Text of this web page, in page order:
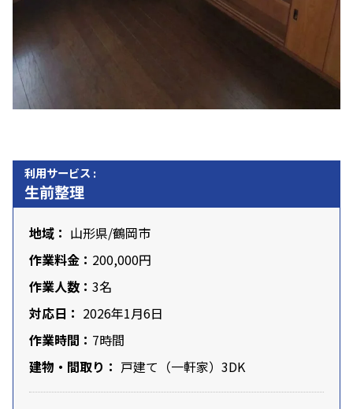
利用サービス :
生前整理
地域： 山形県/鶴岡市
作業料金： 200,000円
作業人数： 3名
対応日： 2026年1月6日
作業時間： 7時間
建物・間取り： 戸建て（一軒家）3DK